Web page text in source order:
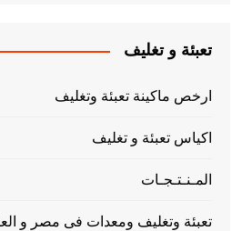
تعبئة و تغليف
ارخص ماكينة تعبئة وتغليف
اكياس تعبئة و تغليف
المـنـتـجـات
تعبئة وتغليف ومعدات فى مصر و